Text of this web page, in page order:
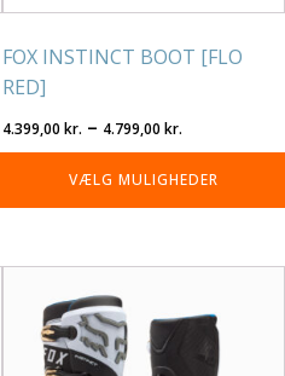
FOX INSTINCT BOOT [FLO
RED]
4.399,00kr. – 4.799,00kr.
4.399,00 kr.
til
4.799,00 kr.
VÆLG MULIGHEDER
varesiden